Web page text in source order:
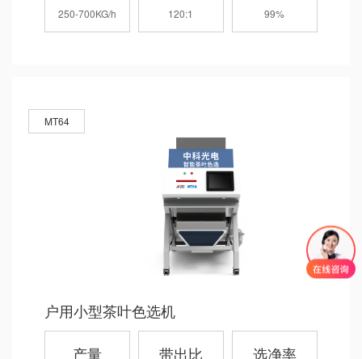
250-700KG/h 120:1 99%
MT64
户用小型茶叶色选机
产量 带出比 选净率